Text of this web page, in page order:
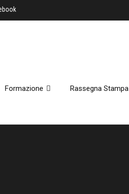
Formazione Rassegna Stampa